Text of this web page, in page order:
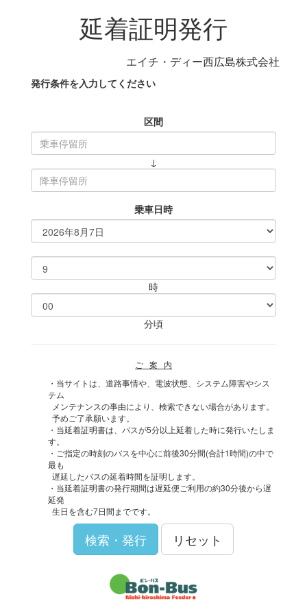
延着証明発行
エイチ・ディー西広島株式会社
発行条件を入力してください
区間
↓
乗車日時
時
分頃
ご 案 内
・当サイトは、道路事情や、電波状態、システム障害やシス
テム
メンテナンスの事由により、検索できない場合があります。
予めご了承願います。
・当延着証明書は、バスが5分以上延着した時に発行いたしま
す。
・ご指定の時刻のバスを中心に前後30分間(合計1時間)の中で
最も
遅延したバスの延着時間を証明します。
・当延着証明書の発行期間は遅延便ご利用の約30分後から遅
延発
生日を含む7日間までです。
検索・発行 リセット